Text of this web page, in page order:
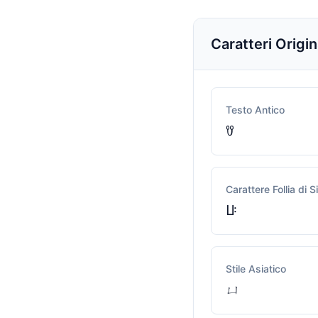
Caratteri
Testo Antico
ꀎ
Carattere Follia di
ꚶ
Stile Asiatico
ㄩ